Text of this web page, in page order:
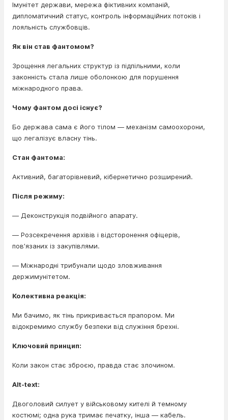
Імунітет держави, мережа фіктивних компаній,
дипломатичний статус, контроль інформаційних потоків і
лояльність службовців.
Як він став фантомом?
Зрощення легальних структур із підпільними, коли
законність стала лише оболонкою для порушення
міжнародного права.
Чому фантом досі існує?
Бо держава сама є його тілом — механізм самоохорони,
що легалізує власну тінь.
Стан фантома:
Активний, багаторівневий, кібернетично розширений.
Після режиму:
— Деконструкція подвійного апарату.
— Розсекречення архівів і відсторонення офіцерів,
повʼязаних із закупівлями.
— Міжнародні трибунали щодо зловживання
держимунітетом.
Колективна реакція:
Ми бачимо, як тінь прикривається прапором. Ми
відокремимо службу безпеки від служіння брехні.
Ключовий принцип:
Коли закон стає зброєю, правда стає злочином.
Alt-text:
Двоголовий силует у військовому кителі й темному
костюмі; одна рука тримає печатку, інша — кабель.